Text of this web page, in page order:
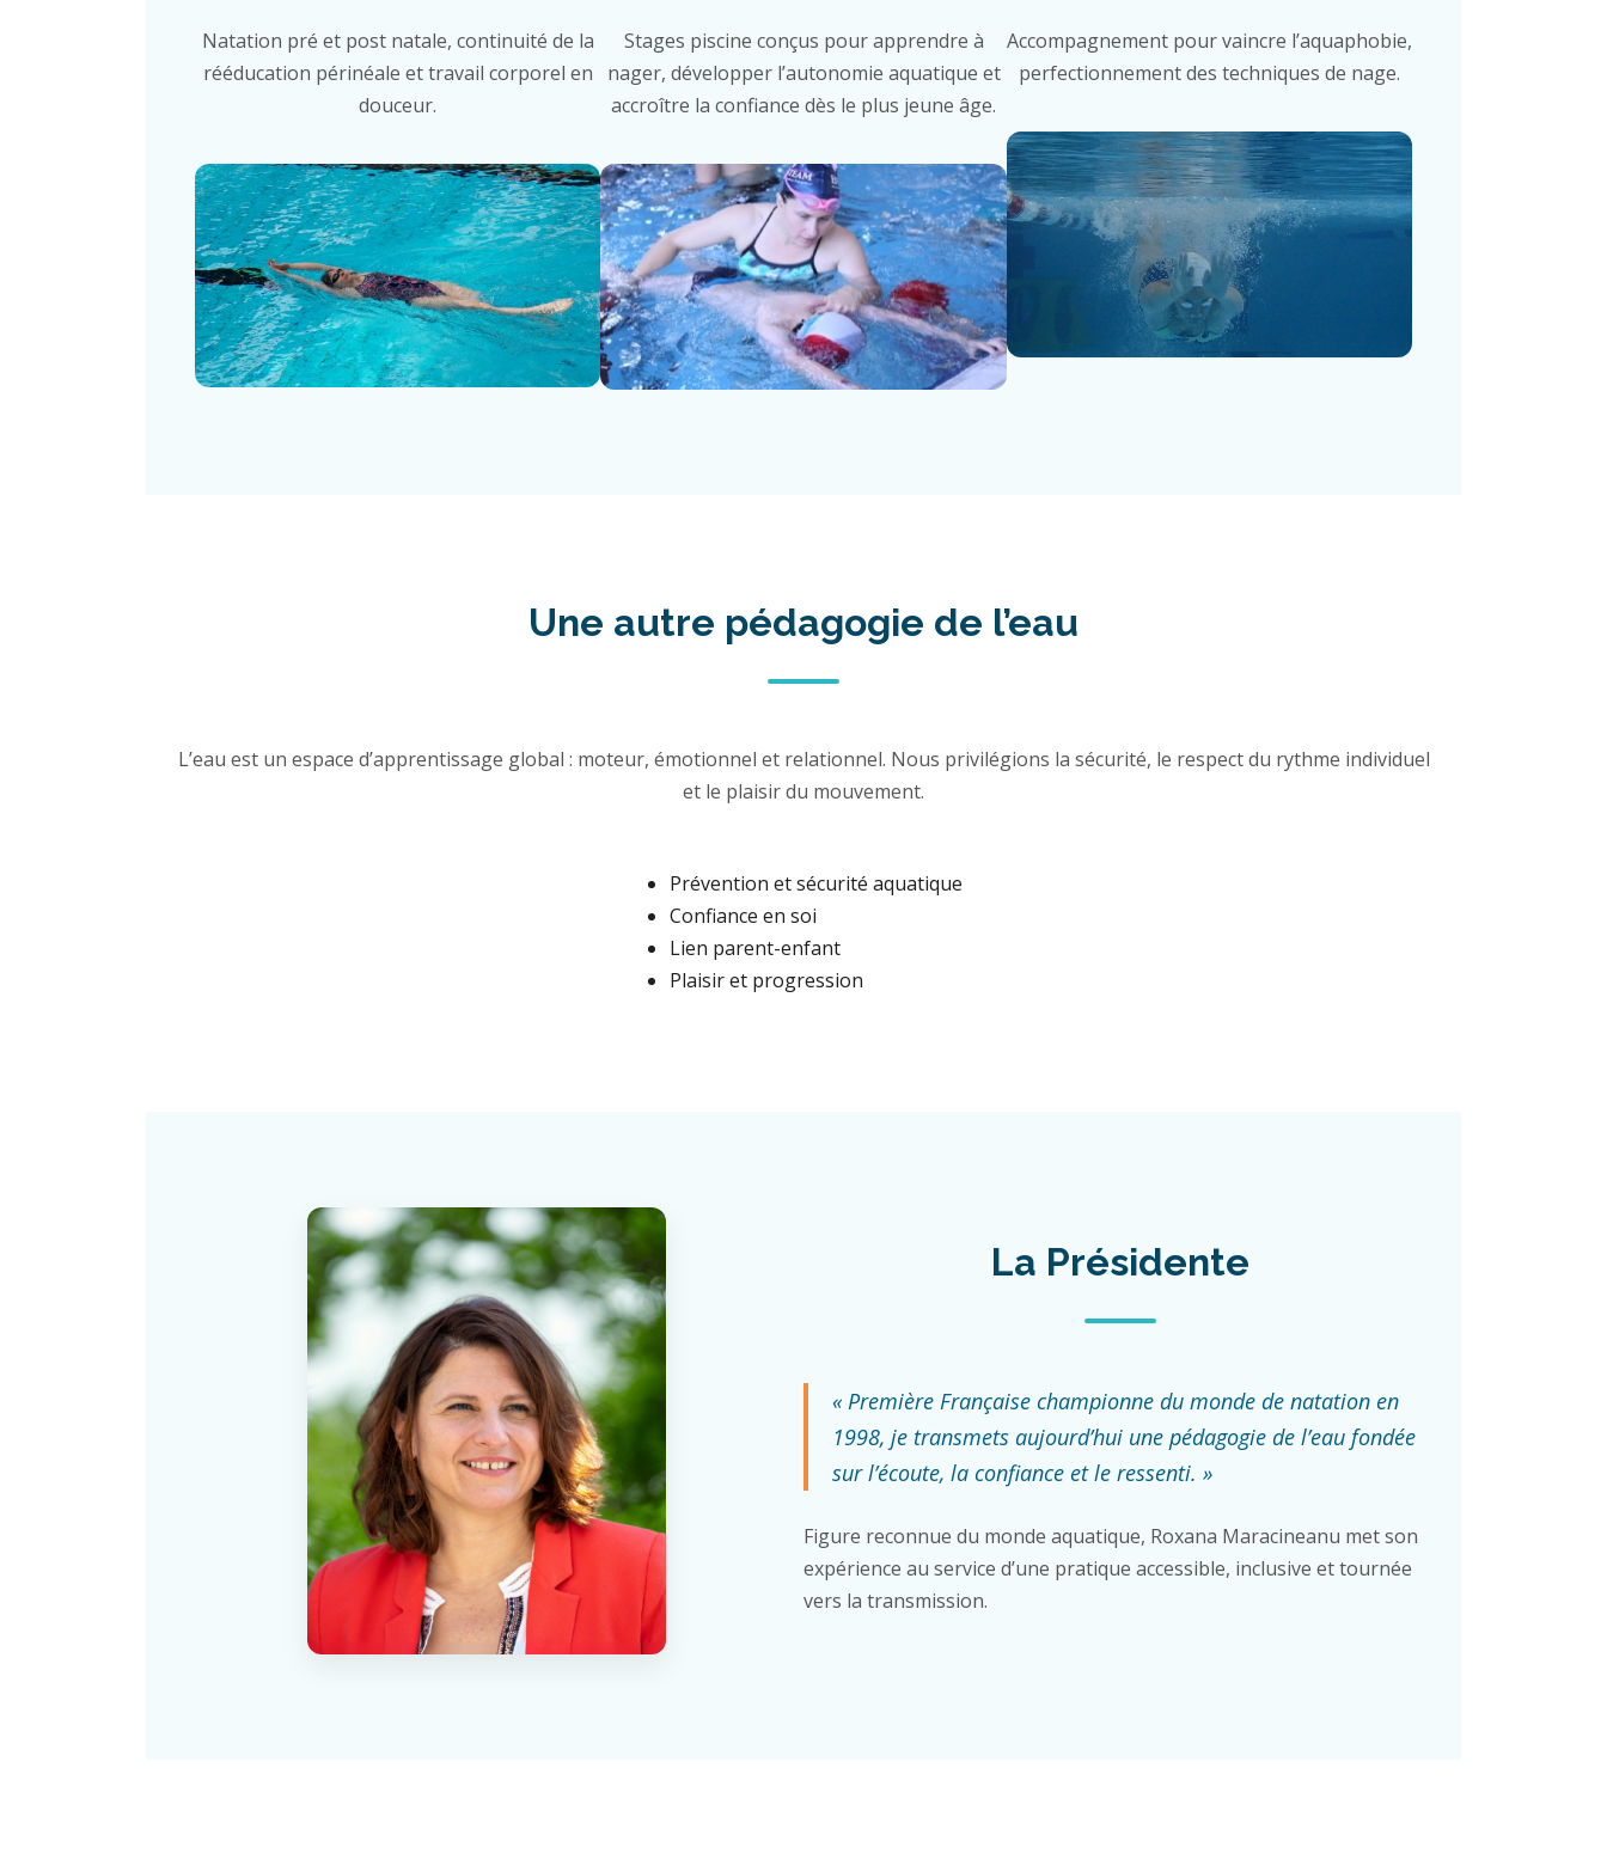
Natation pré et post natale, continuité de la
rééducation périnéale et travail corporel en
douceur.
Stages piscine conçus pour apprendre à
nager, développer l’autonomie aquatique et
accroître la confiance dès le plus jeune âge.
Accompagnement pour vaincre l’aquaphobie,
perfectionnement des techniques de nage.
Une autre pédagogie de l’eau
L’eau est un espace d’apprentissage global : moteur, émotionnel et relationnel. Nous privilégions la sécurité, le respect du rythme individuel
et le plaisir du mouvement.
Prévention et sécurité aquatique
Confiance en soi
Lien parent-enfant
Plaisir et progression
La Présidente
« Première Française championne du monde de natation en
1998, je transmets aujourd’hui une pédagogie de l’eau fondée
sur l’écoute, la confiance et le ressenti. »
Figure reconnue du monde aquatique, Roxana Maracineanu met son
expérience au service d’une pratique accessible, inclusive et tournée
vers la transmission.